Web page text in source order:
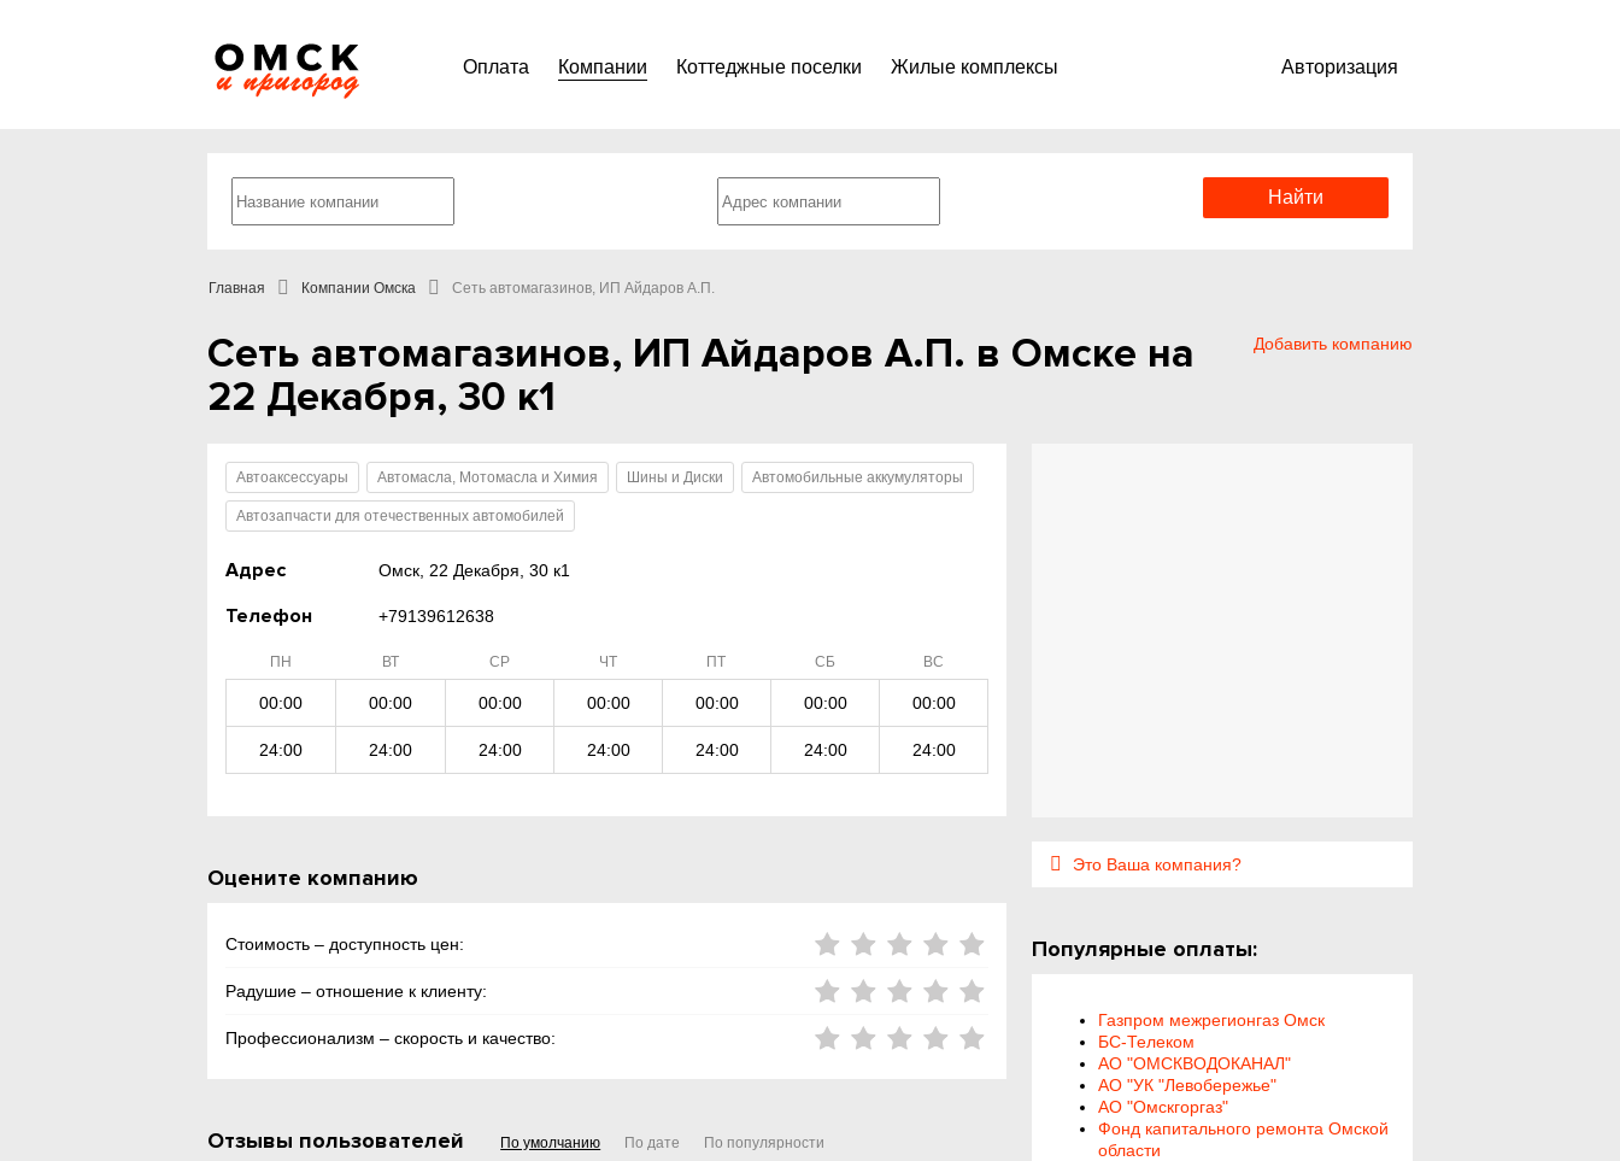
Оплата Компании Коттеджные поселки Жилые комплексы Авторизация
Главная Компании Омска Сеть автомагазинов, ИП Айдаров А.П.
Добавить компанию
Сеть автомагазинов, ИП Айдаров А.П. в Омске на
22 Декабря, 30 к1
Автоаксессуары Автомасла, Мотомасла и Химия Шины и Диски Автомобильные аккумуляторы
Автозапчасти для отечественных автомобилей
Адрес Омск, 22 Декабря, 30 к1
Телефон +79139612638
ПН ВТ СР ЧТ ПТ СБ ВС
00:00 00:00 00:00 00:00 00:00 00:00 00:00
24:00 24:00 24:00 24:00 24:00 24:00 24:00
Оцените компанию
Стоимость – доступность цен:
Радушие – отношение к клиенту:
Профессионализм – скорость и качество:
Отзывы пользователей По умолчанию По дате По популярности
Это Ваша компания?
Популярные оплаты:
Газпром межрегионгаз Омск
БС-Телеком
АО "ОМСКВОДОКАНАЛ"
АО "УК "Левобережье"
АО "Омскгоргаз"
Фонд капитального ремонта Омской
области